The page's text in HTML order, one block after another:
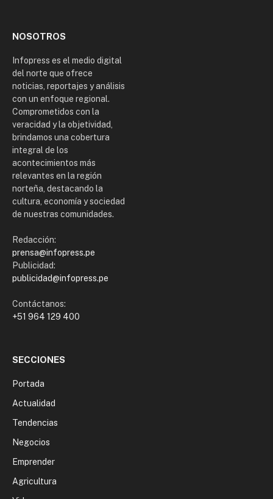
NOSOTROS
Infopress es el medio digital
del norte que ofrece
noticias, reportajes y análisis
con un enfoque regional.
Comprometidos con la
veracidad y la objetividad,
brindamos una cobertura
integral de los
acontecimientos más
relevantes en la región
norteña, destacando la
cultura, economía y sociedad
de nuestras comunidades.
Redacción:
prensa@infopress.pe
Publicidad:
publicidad@infopress.pe
Contáctanos:
+51 964 129 400
SECCIONES
Portada
Actualidad
Tendencias
Negocios
Emprender
Agricultura